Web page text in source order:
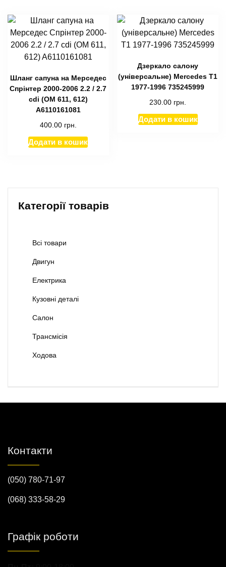
Шланг сапуна на Мерседес
Спрінтер 2000-2006 2.2 / 2.7
cdi (ОМ 611, 612)
A6110161081
400.00 грн.
Додати в кошик
Дзеркало салону
(універсальне) Mercedes T1
1977-1996 735245999
230.00 грн.
Додати в кошик
Категорії товарів
Всі товари
Двигун
Електрика
Кузовні деталі
Салон
Трансмісія
Ходова
Контакти
(050) 780-71-97
(068) 333-58-29
Графік роботи